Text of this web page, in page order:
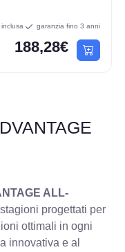
garanzia fino 3 anni
188,28€
ALL-
progettati per
ottimali in ogni
innovativa e al